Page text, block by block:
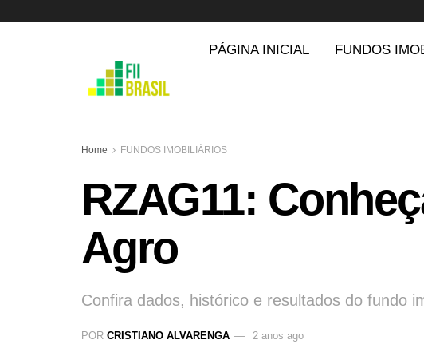
PÁGINA INICIAL FUNDOS
Home FUNDOS IMOBILIÁRIOS
RZAG11:
Agro
Confira dados, histórico e resultados do fundo
POR CRISTIANO ALVARENGA 2 anos ago